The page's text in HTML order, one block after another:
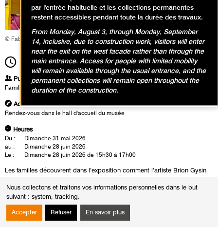
Nous collectons et traitons vos informations personnelles dans le but
suivant : system, tracking.
Accepter Refuser En savoir plus
© Fabrice Gaboriau
15h30Durée1h30
Publics
Famille
Adresse
Rendez-vous dans le hall d'accueil du musée
Heures
Du :
Dimanche 31 mai 2026
au :
Dimanche 28 juin 2026
Le :
Dimanche 28 juin 2026 de 15h30 à 17h00
Les familles découvrent dans l’exposition comment l’artiste Brion Gysin
nouveaux. En atelier, petits et grands sont invités à s’emparer de mots,
de fragments de phrases, d’images. Ils les découpent, les déchirent, les
répondent, s’inventent : une phrase naît, une image se forme, une histoire
par l'entrée habituelle et les collections permanentes
restent accessibles pendant toute la durée des travaux.
From Monday, August 3, through Monday, September
14, inclusive, due to construction work, visitors will enter
near the exit on the west facade rather than through the
main entrance. Access for people with limited mobility
will remain available through the usual entrance, and the
permanent collections will remain open throughout the
duration of the construction.